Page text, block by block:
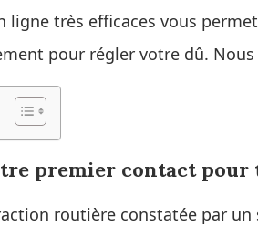
ligne très efficaces vous
pour régler votre dû.
premier contact
routière constatée par